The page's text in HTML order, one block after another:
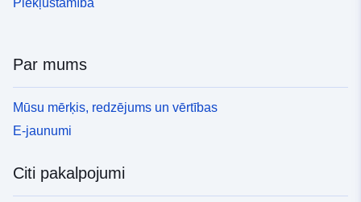
Piekļūstamība
Par mums
Mūsu mērķis, redzējums un vērtības
E-jaunumi
Citi pakalpojumi